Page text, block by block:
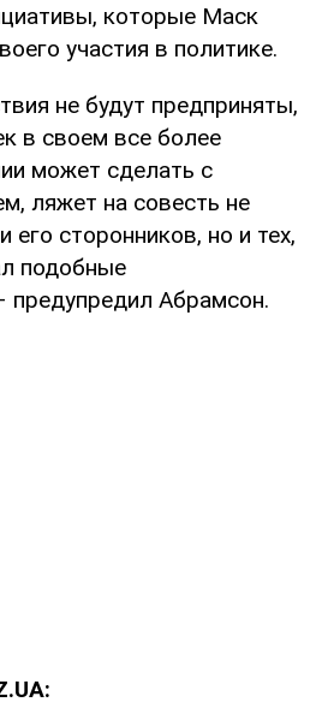
которые Маск
участия в политике.
не будут предприняты,
в своем все более
может сделать с
ляжет на совесть не
его сторонников, но и тех,
подобные
предупредил Абрамсон.